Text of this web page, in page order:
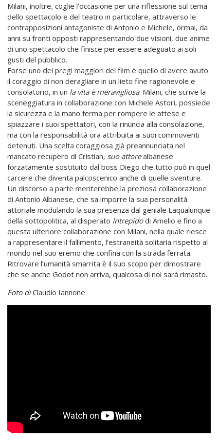
Milani, inoltre, coglie l’occasione per una riflessione sul tema
dello spettacolo e del teatro in particolare, attraverso le
contrapposizioni antagoniste di Antonio e Michele, ormai, da
anni su fronti opposti rappresentando due visioni, due anime
di uno spettacolo che finisce per essere adeguato ai soli
gusti del pubblico.
Forse uno dei pregi maggiori del film è quello di avere avuto
il coraggio di non deragliare in un lieto fine ragionevole e
consolatorio, in un la vita è meravigliosa. Milani, che scrive la
sceneggiatura in collaborazione con Michele Astori, possiede
la sicurezza e la mano ferma per rompere le attese e
spiazzare i suoi spettatori, con la rinuncia alla consolazione,
ma con la responsabilità ora attribuita ai suoi commoventi
detenuti. Una scelta coraggiosa già preannunciata nel
mancato recupero di Cristian, suo attorealbanese
forzatamente sostituito dal boss Diego che tutto può in quel
carcere che diventa palcoscenico anche di quelle sventure.
Un discorso a parte meriterebbe la preziosa collaborazione
di Antonio Albanese, che sa imporre la sua personalità
attoriale modulando la sua presenza dal geniale Laqualunque
della sottopolitica, al disperato Intrepidodi Amelio e fino a
questa ulteriore collaborazione con Milani, nella quale riesce
a rappresentare il fallimento, l’estraneità solitaria rispetto al
mondo nel suo eremo che confina con la strada ferrata.
Ritrovare l’umanità smarrita è il suo scopo per dimostrare
che se anche Godot non arriva, qualcosa di noi sarà rimasto.
Foto diClaudio Iannone